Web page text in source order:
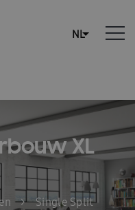
XL
> Single Split